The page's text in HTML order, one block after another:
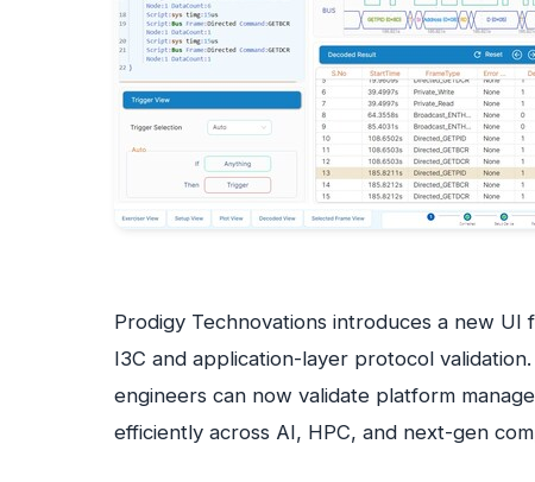
Prodigy Technovations introduces a new UI
I3C and application-layer protocol
engineers can now validate platform
efficiently across AI, HPC, and next-gen